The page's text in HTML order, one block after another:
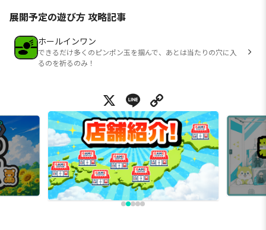
展開予定の遊び方 攻略記事
ホールインワン
できるだけ多くのピンポン玉を掴んで、あとは当たりの穴に入
るのを祈るのみ！
X Line